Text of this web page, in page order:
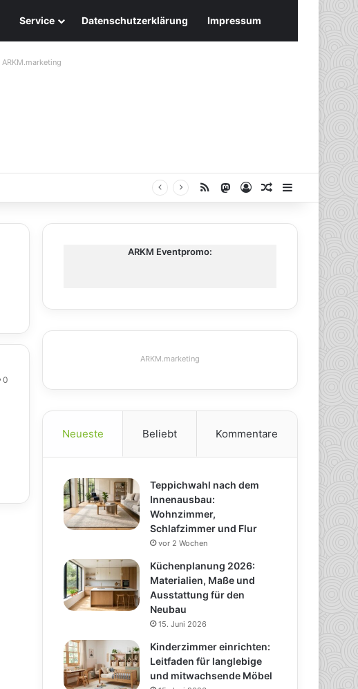
Service Datenschutzerklärung Impressum
ARKM.marketing
RSS Mastodon
AnmeldenZufälliger
0
ARKM Eventpromo:
ARKM.marketing
Neueste Beliebt Kommentare
Teppichwahl nach dem
Innenausbau:
Wohnzimmer,
Schlafzimmer und Flur
vor 2 Wochen
Küchenplanung 2026:
Materialien, Maße und
Ausstattung für den
Neubau
15. Juni 2026
Kinderzimmer einrichten:
Leitfaden für langlebige
und mitwachsende Möbel